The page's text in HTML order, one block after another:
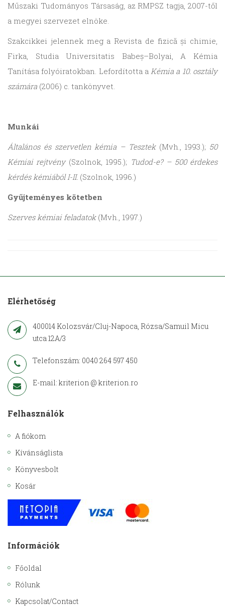
Műszaki Tudományos Társaság, az RMPSZ tagja, 2007-től
a megyei szervezet elnöke.
Szakcikkei jelennek meg a Revista de fizică și chimie,
Firka, Studia Universitatis Babeș–Bolyai, A Kémia
Tanítása folyóiratokban. Lefordította aKémia a 10. osztály
számára (2006) c. tankönyvet.
Munkái
Általános és szervetlen kémia – Tesztek(Mvh., 1993.); 50
Kémiai rejtvény(Szolnok, 1995.); Tudod-e? – 500 érdekes
kérdés kémiából I-II. (Szolnok, 1996.)
Gyűjteményes kötetben
Szerves kémiai feladatok(Mvh., 1997.)
Elérhetőség
400014 Kolozsvár/Cluj-Napoca, Rózsa/Samuil Micu
utca 12A/3
Telefonszám: 0040 264 597 450
E-mail: kriterion @ kriterion.ro
Felhasználók
A fiókom
Kívánságlista
Könyvesbolt
Kosár
Információk
Főoldal
Rólunk
Kapcsolat/Contact